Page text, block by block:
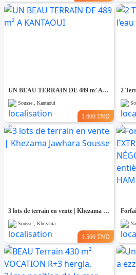
UN BEAU TERRAIN DE 489 m² A KANTAOUI
Sousse , Kantaoui
1.600 TND
3 lots de terrain en vente | Khezama Jawhara Sousse
Sousse , Khezama
1.500 TND